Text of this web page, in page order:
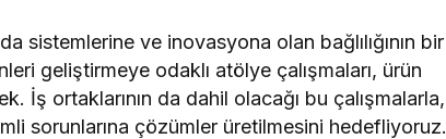
sistemlerine ve inovasyona olan bağlılığının bir
geliştirmeye odaklı atölye çalışmaları, ürün
İş ortaklarının da dahil olacağı bu çalışmalarla,
sorunlarına çözümler üretilmesini hedefliyoruz.